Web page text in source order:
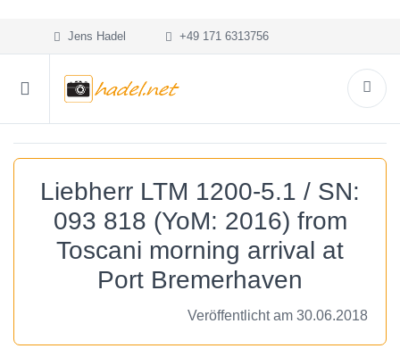
Jens Hadel +49 171 6313756
Liebherr LTM 1200-5.1 / SN:
093 818 (YoM: 2016) from
Toscani morning arrival at
Port Bremerhaven
Veröffentlicht am 30.06.2018